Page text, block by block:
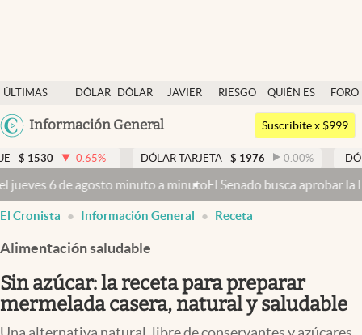
ÚLTIMAS
NOTICIAS
DÓLAR
DÓLAR
JAVIER
RIESGO
QUIÉN ES
QUIÉN
FORO
Argentina
México
Información General
Dólar
Members
Economía y Política
Finanzas y Mercados
Mercados Online
Negocios
Columnistas
Otras secciones
Suscribite x $999
-0.65% DÓLAR TARJETA $ 1976 0.00% DÓLAR MEP $
a minutoEl Senado busca aprobar la Ley de Propiedad
El Cronista Información General Receta
Alimentación saludable
Sin azúcar: la receta para preparar
mermelada casera, natural y saludable